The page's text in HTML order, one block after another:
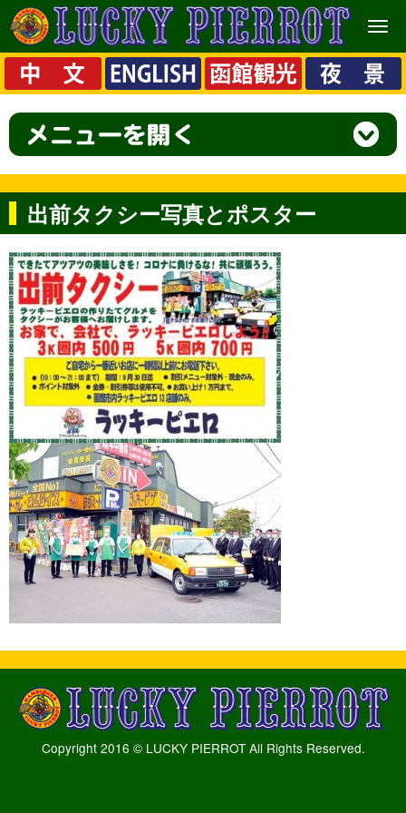
メ
ニ
ュ
ー
出前タクシー写真とポスター
Copyright 2016 © LUCKY PIERROT All Rights Reserved.